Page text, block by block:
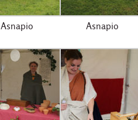
Asnapio Asnapio